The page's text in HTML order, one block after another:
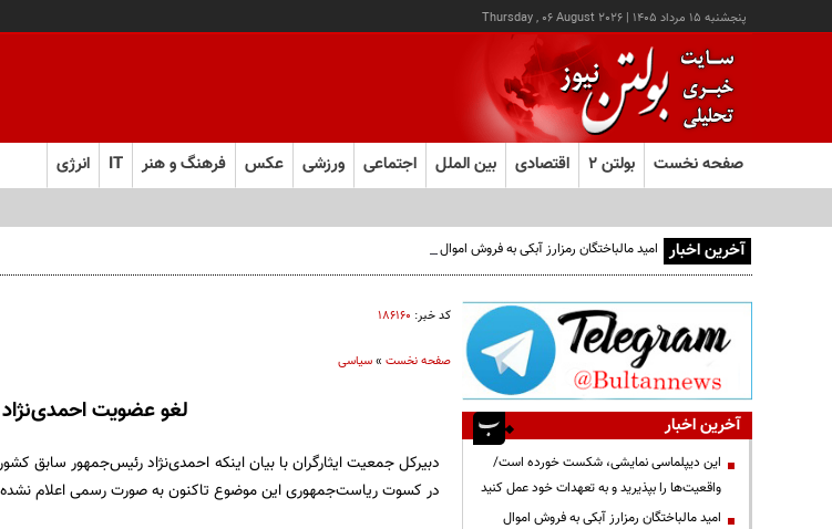
پنجشنبه ۱۵ مرداد ۱۴۰۵ |
Thursday , 06 August 2026
صفحه نخست بولتن ۲ اقتصادی بین الملل اجتماعی ورزشی عکس فرهنگ و هنر IT انرژی
آخرین اخبار امید مالباختگان رمزارز آبکی به فروش اموال محکومان
کد خبر: ۱۸۶۱۶۰
صفحه نخست»سیاسی
لغو عضویت احمدی‌نژاد
دبیرکل جمعیت ایثارگران با بیان اینکه احمدی‌نژاد رئیس‌جمهور
در کسوت ریاست‌جمهوری این موضوع تاکنون به صورت رسمی اعلام نشده
آخرین اخبار
این دیپلماسی نمایشی، شکست خورده است/
واقعیت‌ها را بپذیرید و به تعهدات خود عمل کنید
امید مالباختگان رمزارز آبکی به فروش اموال